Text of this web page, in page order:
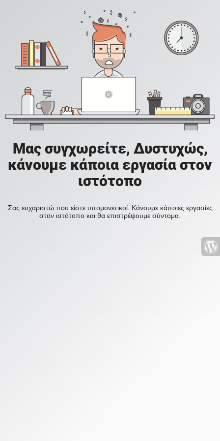
Μας συγχωρείτε, Δυστυχώς,
κάνουμε κάποια εργασία στον
ιστότοπο
Σας ευχαριστώ που είστε υπομονετικοί. Κάνουμε κάποιες εργασίες
στον ιστότοπο και θα επιστρέψουμε σύντομα.